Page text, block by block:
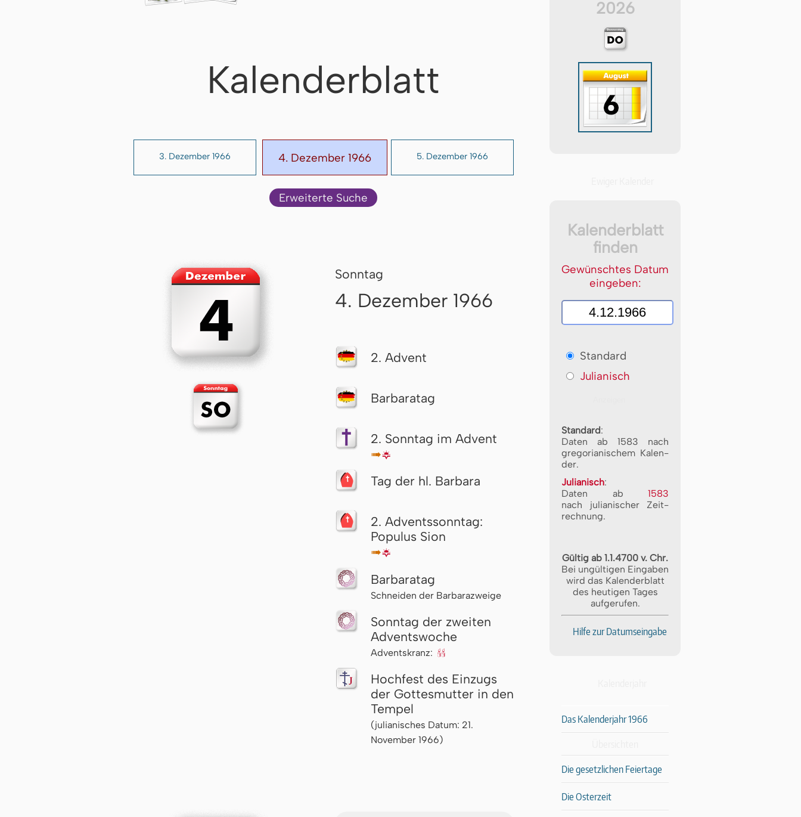
Kalenderblatt
3. Dezember 1966 4. Dezember 1966 5. Dezember 1966
Erweiterte Suche
Sonntag
4. Dezember 1966
2. Advent
Barbaratag
2. Sonntag im Advent
↦🌇
Tag der hl. Barbara
2. Advents­sonn­tag:
Populus Sion
↦🌇
Barbaratag
Schnei­den der Barbarazweige
Sonntag der zweiten
Advents­woche
Adventskranz: 🕯🕯
Hochfest des Einzugs
der Gottesmutter in den
Tempel
(julianisches Datum: 21.
November 1966)
2026
Kalenderblatt
finden
Gewünschtes Datum
eingeben:
Standard
Julianisch
Standard:
Daten ab 1583 nach
gre­go­ri­a­ni­schem Ka­len­
der.
Julianisch:
Daten ab 1583
nach ju­li­a­ni­scher Zeit­
rech­nung.
Gültig ab 1.1.4700 v. Chr.
Bei ungültigen Eingaben
wird das Kalenderblatt
des heutigen Tages
aufgerufen.
Hilfe zur Datumseingabe
Das Kalenderjahr 1966
Die gesetzlichen Feiertage
Die Osterzeit